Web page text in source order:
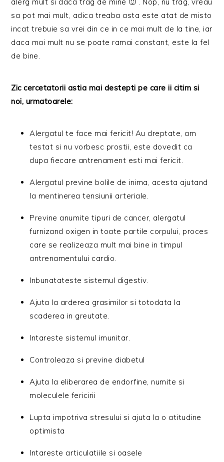
sa pot mai mult, adica treaba asta este atat de misto
incat trebuie sa vrei din ce in ce mai mult de la tine, iar
daca mai mult nu se poate ramai constant, este la fel
de bine.
Zic cercetatorii astia mai destepti pe care ii citim si
noi, urmatoarele:
Alergatul te face mai fericit! Au dreptate, am
testat si nu vorbesc prostii, este dovedit ca
dupa fiecare antrenament esti mai fericit.
Alergatul previne bolile de inima, acesta ajutand
la mentinerea tensiunii arteriale.
Previne anumite tipuri de cancer, alergatul
furnizand oxigen in toate partile corpului, proces
care se realizeaza mult mai bine in timpul
antrenamentului cardio.
Inbunatateste sistemul digestiv.
Ajuta la arderea grasimilor si totodata la
scaderea in greutate.
Intareste sistemul imunitar.
Controleaza si previne diabetul
Ajuta la eliberarea de endorfine, numite si
moleculele fericirii
Lupta impotriva stresului si ajuta la o atitudine
optimista
Intareste articulatiile si oasele